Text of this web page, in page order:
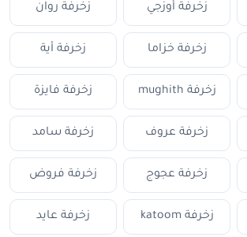
زخرفة أوزجي زخرفة روان
زخرفة خزاما زخرفة أية
زخرفة mughith زخرفة فايزة
زخرفة عروف زخرفة سامد
زخرفة عجوج زخرفة فروض
زخرفة katoom زخرفة عايد